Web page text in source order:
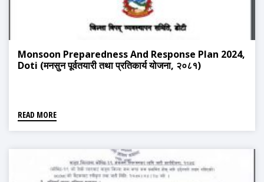
Monsoon Preparedness And Response Plan 2024,
Doti (मनसुन पूर्वतयारी तथा प्रतिकार्य योजना, २०८१)
READ MORE